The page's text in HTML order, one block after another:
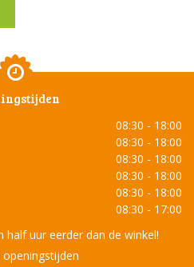
08:30 - 18:00
08:30 - 18:00
08:30 - 18:00
08:30 - 18:00
08:30 - 18:00
08:30 - 17:00
half uur eerder dan de winkel!